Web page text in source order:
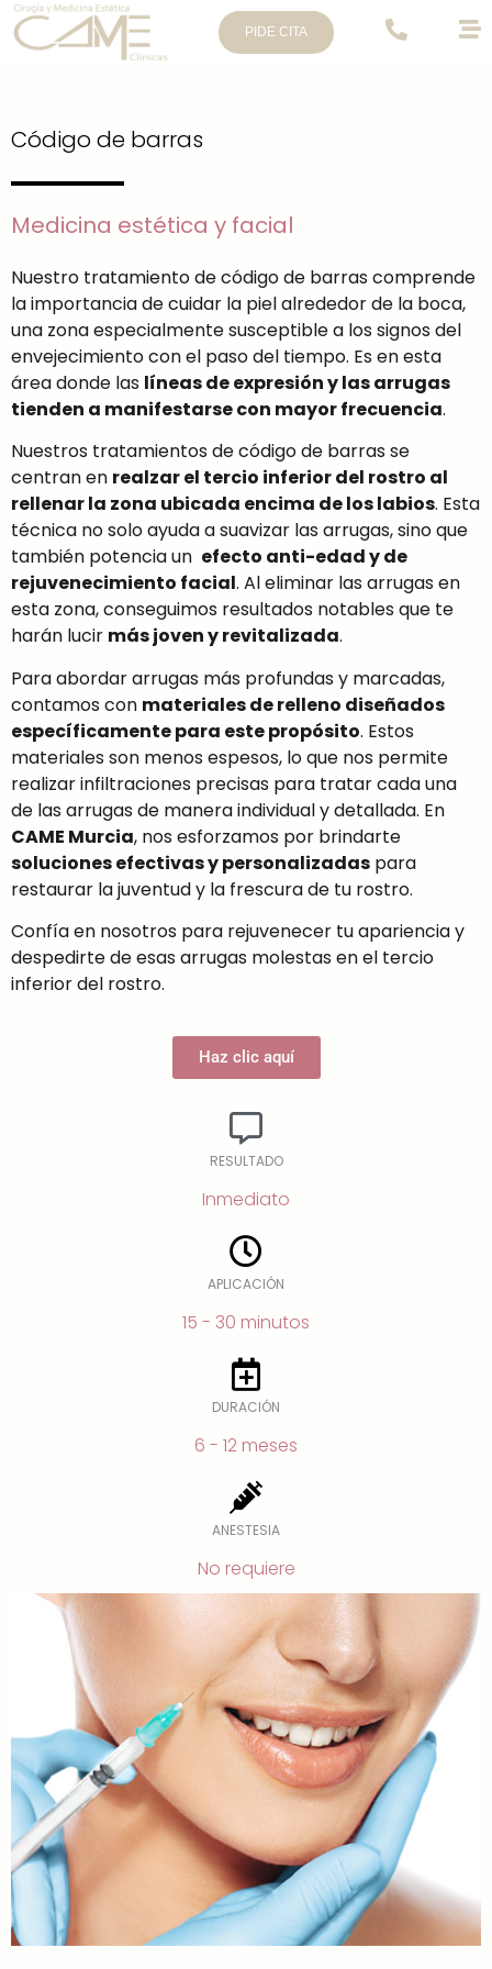
PIDE CITA
Código de barras
Medicina estética y facial
Nuestro tratamiento de código de barras comprende
la importancia de cuidar la piel alrededor de la boca,
una zona especialmente susceptible a los signos del
envejecimiento con el paso del tiempo. Es en esta
área donde las líneas de expresión y las arrugas
tienden a manifestarse con mayor frecuencia.
Nuestros tratamientos de código de barras se
centran en realzar el tercio inferior del rostro al
rellenar la zona ubicada encima de los labios. Esta
técnica no solo ayuda a suavizar las arrugas, sino que
también potencia un efecto anti-edad y de
rejuvenecimiento facial. Al eliminar las arrugas en
esta zona, conseguimos resultados notables que te
harán lucir más joven y revitalizada.
Para abordar arrugas más profundas y marcadas,
contamos con materiales de relleno diseñados
específicamente para este propósito. Estos
materiales son menos espesos, lo que nos permite
realizar infiltraciones precisas para tratar cada una
de las arrugas de manera individual y detallada. En
CAME Murcia, nos esforzamos por brindarte
soluciones efectivas y personalizadas para
restaurar la juventud y la frescura de tu rostro.
Confía en nosotros para rejuvenecer tu apariencia y
despedirte de esas arrugas molestas en el tercio
inferior del rostro.
Haz clic aquí
RESULTADO
Inmediato
APLICACIÓN
15 - 30 minutos
DURACIÓN
6 - 12 meses
ANESTESIA
No requiere